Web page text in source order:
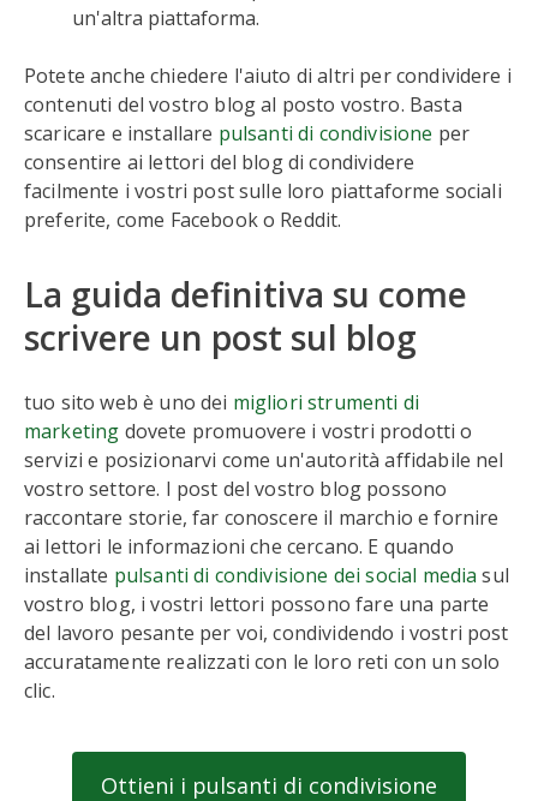
un'altra piattaforma.
Potete anche chiedere l'aiuto di altri per condividere i
contenuti del vostro blog al posto vostro. Basta
scaricare e installare pulsanti di condivisione per
consentire ai lettori del blog di condividere
facilmente i vostri post sulle loro piattaforme sociali
preferite, come Facebook o Reddit.
La guida definitiva su come
scrivere un post sul blog
tuo sito web è uno dei migliori strumenti di
marketing dovete promuovere i vostri prodotti o
servizi e posizionarvi come un'autorità affidabile nel
vostro settore. I post del vostro blog possono
raccontare storie, far conoscere il marchio e fornire
ai lettori le informazioni che cercano. E quando
installate pulsanti di condivisione dei social media sul
vostro blog, i vostri lettori possono fare una parte
del lavoro pesante per voi, condividendo i vostri post
accuratamente realizzati con le loro reti con un solo
clic.
Ottieni i pulsanti di condivisione